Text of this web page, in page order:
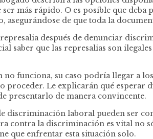
más rápido. O es posible que
asegurándose de que toda la
después de denunciar
saber que las represalias son
no funciona, su caso podría llegar a
Le explicarán qué esperar
presentarlo de manera convincente.
discriminación laboral pueden ser
contra la discriminación es vital
que enfrentar esta situación solo.